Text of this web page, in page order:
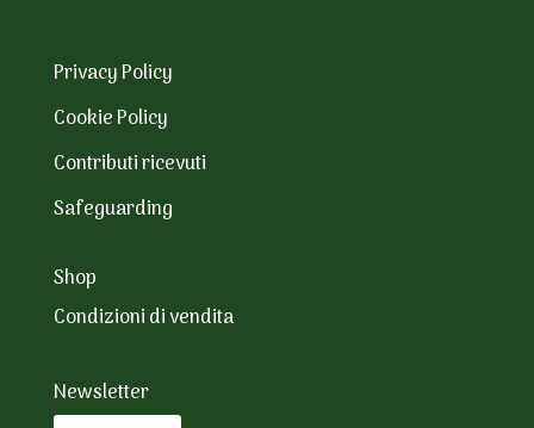
Privacy Policy
Cookie Policy
Contributi ricevuti
Safeguarding
Shop
Condizioni di vendita
Newsletter